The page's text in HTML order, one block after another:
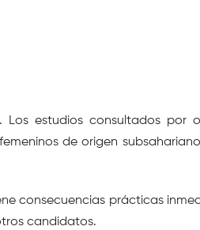
estudios consultados por
de origen
consecuencias prácticas
candidatos.